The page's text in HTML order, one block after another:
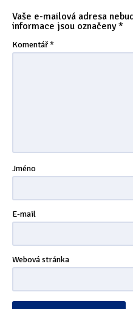
Vaše e-mailová adresa
informace jsou označeny*
Komentář*
Jméno
E-mail
Webová stránka